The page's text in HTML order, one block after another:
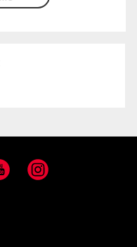
Instagram